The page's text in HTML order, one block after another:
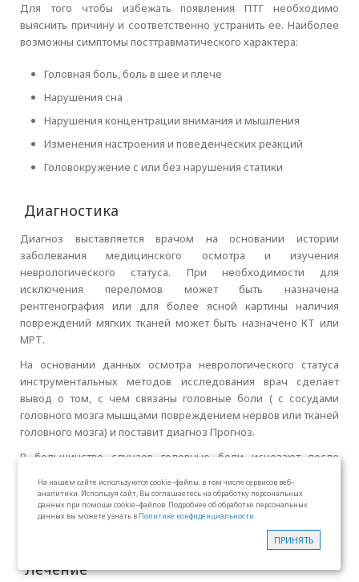
На нашем сайте используются cookie–файлы, в том числе сервисов веб–
аналитики. Используя сайт, Вы соглашаетесь на обработку персональных
данных при помощи cookie–файлов. Подробнее об обработке персональных
данных вы можете узнать в Политике конфиденциальности.
ПРИНЯТЬ
Для того чтобы избежать появления ПТГ необходимо
выяснить причину и соответственно устранить ее. Наиболее
возможны симптомы посттравматического характера:
Головная боль, боль в шее и плече
Нарушения сна
Нарушения концентрации внимания и мышления
Изменения настроения и поведенческих реакций
Головокружение с или без нарушения статики
Диагностика
Диагноз выставляется врачом на основании истории
заболевания медицинского осмотра и изучения
неврологического статуса. При необходимости для
исключения переломов может быть назначена
рентгенография или для более ясной картины наличия
повреждений мягких тканей может быть назначено КТ или
МРТ.
На основании данных осмотра неврологического статуса
инструментальных методов исследования врач сделает
вывод о том, с чем связаны головные боли ( с сосудами
головного мозга мышцами повреждением нервов или тканей
головного мозга) и поставит диагноз Прогноз.
В большинстве случаев головные боли исчезают после
зависит от степени тяжести травмы. При наличие же
хронических головных болей может потребоваться
длительное лечение, которое периодически придется
Лечение
Запись на прием